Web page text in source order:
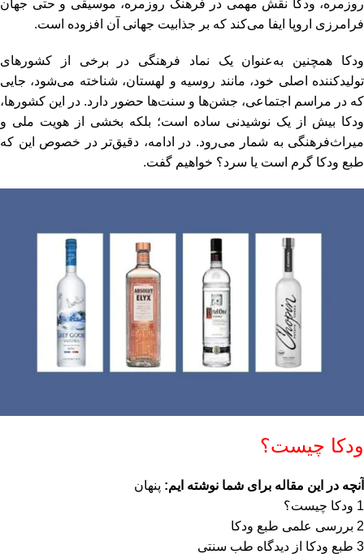
روزمره، ودکا نقش مهمی در فرهنگ روزمره، موسیقی و حتی جهان
فرامرزی اروپا ایفا می‌کند که بر جذابیت جهانی آن افزوده است.
ودکا همچنین به‌عنوان یک نماد فرهنگی در برخی از کشورهای
تولیدکننده اصلی خود، مانند روسیه و لهستان، شناخته می‌شود، جایی
که در مراسم اجتماعی، جشن‌ها و سنت‌ها حضور دارد. در این کشورها،
ودکا بیش از یک نوشیدنی ساده است؛ بلکه بخشی از هویت ملی و
میراث‌فرهنگی به شمار می‌رود. در ادامه، دقیق‌تر در خصوص این که
طبع ودکا گرم است یا سرد؟ خواهیم گفت.
ودکا چیست؟
آنچه در این مقاله برای شما نوشته ایم: پنهان
1 ودکا چیست؟
2 بررسی علمی طبع ودکا
3 طبع ودکا از دیدگاه طب سنتی